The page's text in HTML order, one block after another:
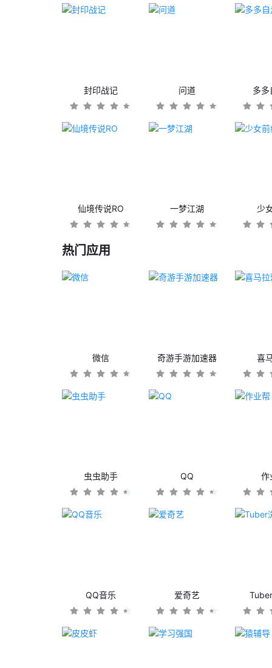
封印战记 问道 多多
仙境传说RO 一梦江湖 少
热门应用
微信 奇游手游加速器 喜
虫虫助手 QQ 作
QQ音乐 爱奇艺